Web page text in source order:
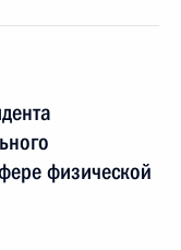
физической